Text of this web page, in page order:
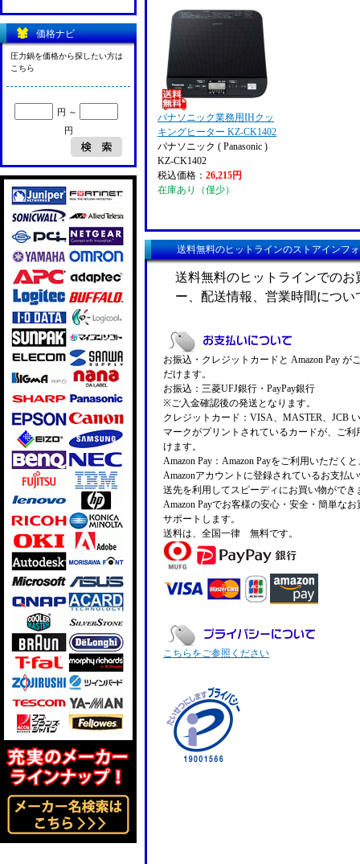
パナソニック業務用IHクッ
キングヒーター KZ-CK1402
パナソニック ( Panasonic )
KZ-CK1402
税込価格： 26,215円
在庫あり（僅少）
送料無料のヒットラインのストアインフ
送料無料のヒットラインでの
ー、配送情報、営業時間につ
お振込・クレジットカードと Amazon Pay が
だけます。
お振込：三菱UFJ銀行・PayPay銀行
※ご入金確認後の発送となります。
クレジットカード：VISA、MASTER、JCB
マークがプリントされているカードが、ご利
けます。
Amazon Pay：Amazon Payをご利用いただく
Amazonアカウントに登録されているお支払
送先を利用してスピーディにお買い物ができ
Amazon Payでお客様の安心・安全・簡単な
サポートします。
送料は、全国一律 無料です。
こちらをご参照ください
価格ナビ
圧力鍋を価格から探したい方は
こちら
円 ～
円